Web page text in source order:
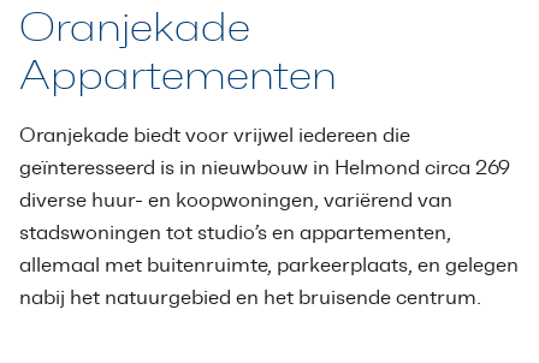
Oranjekade
Appartementen
Oranjekade biedt voor vrijwel iedereen die
geïnteresseerd is in nieuwbouw in Helmond circa 269
diverse huur- en koopwoningen, variërend van
stadswoningen tot studio’s en appartementen,
allemaal met buitenruimte, parkeerplaats, en gelegen
nabij het natuurgebied en het bruisende centrum.